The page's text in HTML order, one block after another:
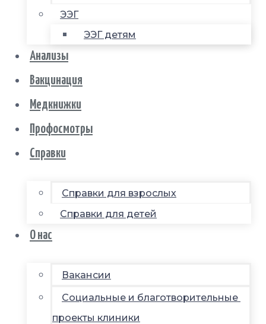
ЭЭГ
ЭЭГ детям
Анализы
Вакцинация
Медкнижки
Профосмотры
Справки
Справки для взрослых
Справки для детей
О нас
Вакансии
Социальные и благотворительные
проекты клиники